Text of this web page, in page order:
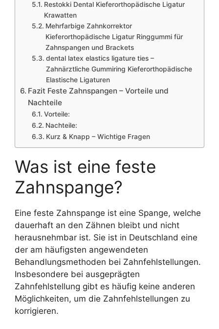
Restokki Dental Kieferorthopädische Ligatur
Krawatten
Mehrfarbige Zahnkorrektor
Kieferorthopädische Ligatur Ringgummi für
Zahnspangen und Brackets
dental latex elastics ligature ties –
Zahnärztliche Gummiring Kieferorthopädische
Elastische Ligaturen
Fazit Feste Zahnspangen – Vorteile und
Nachteile
Vorteile:
Nachteile:
Kurz & Knapp – Wichtige Fragen
Was ist eine feste
Zahnspange?
Eine feste Zahnspange ist eine Spange, welche
dauerhaft an den Zähnen bleibt und nicht
herausnehmbar ist. Sie ist in Deutschland eine
der am häufigsten angewendeten
Behandlungsmethoden bei Zahnfehlstellungen.
Insbesondere bei ausgeprägten
Zahnfehlstellung gibt es häufig keine anderen
Möglichkeiten, um die Zahnfehlstellungen zu
korrigieren.